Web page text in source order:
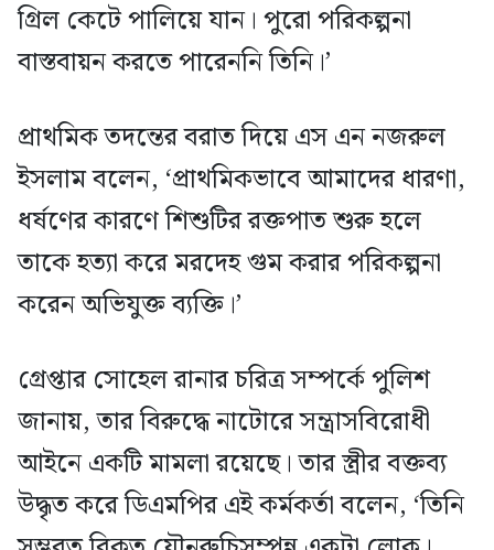
গ্রিল কেটে পালিয়ে যান। পুরো পরিকল্পনা
বাস্তবায়ন করতে পারেননি তিনি।’
প্রাথমিক তদন্তের বরাত দিয়ে এস এন নজরুল
ইসলাম বলেন, ‘প্রাথমিকভাবে আমাদের ধারণা,
ধর্ষণের কারণে শিশুটির রক্তপাত শুরু হলে
তাকে হত্যা করে মরদেহ গুম করার পরিকল্পনা
করেন অভিযুক্ত ব্যক্তি।’
গ্রেপ্তার সোহেল রানার চরিত্র সম্পর্কে পুলিশ
জানায়, তার বিরুদ্ধে নাটোরে সন্ত্রাসবিরোধী
আইনে একটি মামলা রয়েছে। তার স্ত্রীর বক্তব্য
উদ্ধৃত করে ডিএমপির এই কর্মকর্তা বলেন, ‘তিনি